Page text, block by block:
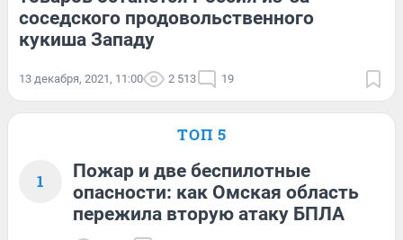
соседского продовольственного
кукиша Западу
13 декабря, 2021, 11:00 2 513 19
ТОП 5
1
Пожар и две беспилотные
опасности: как Омская область
пережила вторую атаку БПЛА